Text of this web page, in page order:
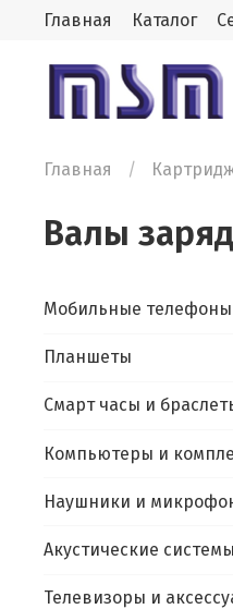
Главная Каталог
Главная
Валы
Мобильные телефоны
Планшеты
Смарт часы и
Компьютеры и
Наушники и
Акустические системы
Телевизоры и